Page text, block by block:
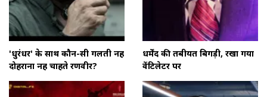
'धुरंधर' के साथ कौन-सी गलती नहीं
दोहराना नहीं चाहते रणवीर?
धर्मेंद की तबीयत बिगड़ी, रखा गया
वेंटिलेटर पर